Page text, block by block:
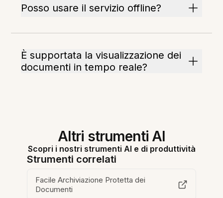
Posso usare il servizio offline?
È supportata la visualizzazione dei
documenti in tempo reale?
Altri strumenti AI
Scopri i nostri strumenti AI e di produttività
Strumenti correlati
Facile Archiviazione Protetta dei
Documenti